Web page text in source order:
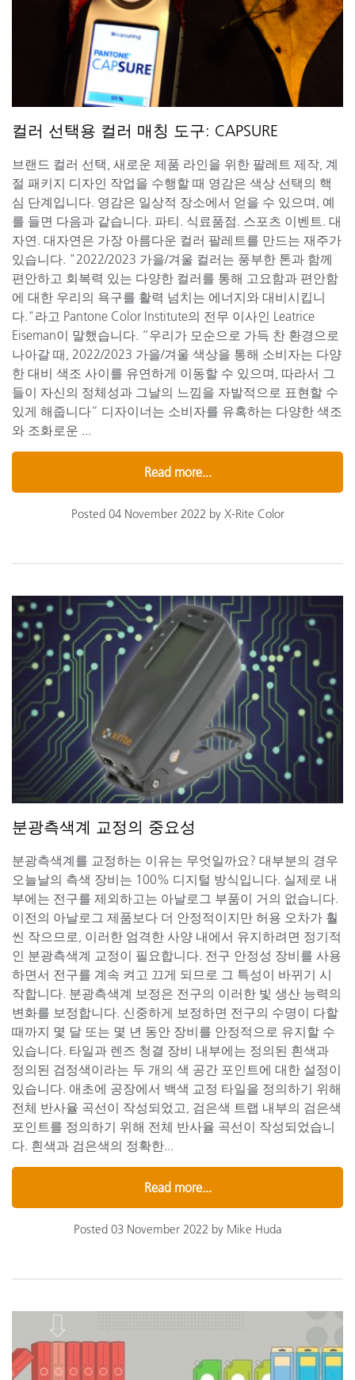
컬러 선택용 컬러 매칭 도구: CAPSURE
브랜드 컬러 선택, 새로운 제품 라인을 위한 팔레트 제작, 계
절 패키지 디자인 작업을 수행할 때 영감은 색상 선택의 핵
심 단계입니다. 영감은 일상적 장소에서 얻을 수 있으며, 예
를 들면 다음과 같습니다. 파티. 식료품점. 스포츠 이벤트. 대
자연. 대자연은 가장 아름다운 컬러 팔레트를 만드는 재주가
있습니다. "2022/2023 가을/겨울 컬러는 풍부한 톤과 함께
편안하고 회복력 있는 다양한 컬러를 통해 고요함과 편안함
에 대한 우리의 욕구를 활력 넘치는 에너지와 대비시킵니
다."라고 Pantone Color Institute의 전무 이사인 Leatrice
Eiseman이 말했습니다. “우리가 모순으로 가득 찬 환경으로
나아갈 때, 2022/2023 가을/겨울 색상을 통해 소비자는 다양
한 대비 색조 사이를 유연하게 이동할 수 있으며, 따라서 그
들이 자신의 정체성과 그날의 느낌을 자발적으로 표현할 수
있게 해줍니다” 디자이너는 소비자를 유혹하는 다양한 색조
와 조화로운 ...
Read more...
Posted 04 November 2022 by X-Rite Color
분광측색계 교정의 중요성
분광측색계를 교정하는 이유는 무엇일까요? 대부분의 경우
오늘날의 측색 장비는 100% 디지털 방식입니다. 실제로 내
부에는 전구를 제외하고는 아날로그 부품이 거의 없습니다.
이전의 아날로그 제품보다 더 안정적이지만 허용 오차가 훨
씬 작으므로, 이러한 엄격한 사양 내에서 유지하려면 정기적
인 분광측색계 교정이 필요합니다. 전구 안정성 장비를 사용
하면서 전구를 계속 켜고 끄게 되므로 그 특성이 바뀌기 시
작합니다. 분광측색계 보정은 전구의 이러한 빛 생산 능력의
변화를 보정합니다. 신중하게 보정하면 전구의 수명이 다할
때까지 몇 달 또는 몇 년 동안 장비를 안정적으로 유지할 수
있습니다. 타일과 렌즈 청결 장비 내부에는 정의된 흰색과
정의된 검정색이라는 두 개의 색 공간 포인트에 대한 설정이
있습니다. 애초에 공장에서 백색 교정 타일을 정의하기 위해
전체 반사율 곡선이 작성되었고, 검은색 트랩 내부의 검은색
포인트를 정의하기 위해 전체 반사율 곡선이 작성되었습니
다. 흰색과 검은색의 정확한...
Read more...
Posted 03 November 2022 by Mike Huda